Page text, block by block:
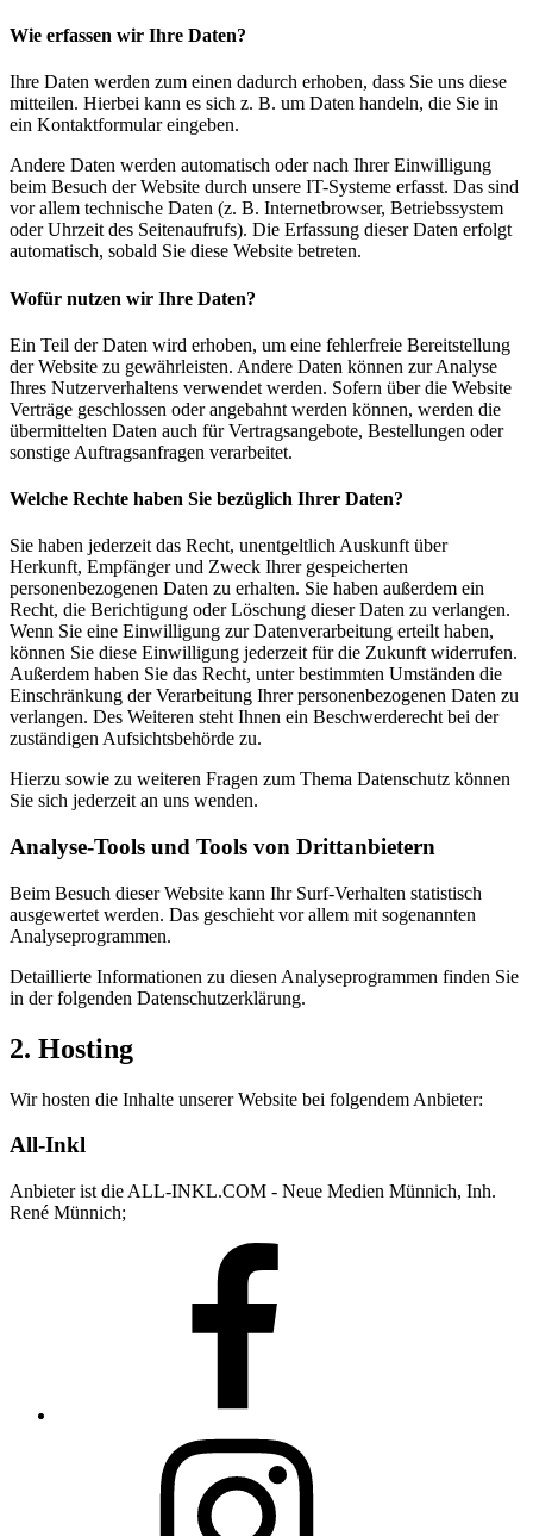
Wie erfassen wir Ihre Daten?
Ihre Daten werden zum einen dadurch erhoben, dass Sie uns diese
mitteilen. Hierbei kann es sich z. B. um Daten handeln, die Sie in
ein Kontaktformular eingeben.
Andere Daten werden automatisch oder nach Ihrer Einwilligung
beim Besuch der Website durch unsere IT-Systeme erfasst. Das sind
vor allem technische Daten (z. B. Internetbrowser, Betriebssystem
oder Uhrzeit des Seitenaufrufs). Die Erfassung dieser Daten erfolgt
automatisch, sobald Sie diese Website betreten.
Wofür nutzen wir Ihre Daten?
Ein Teil der Daten wird erhoben, um eine fehlerfreie Bereitstellung
der Website zu gewährleisten. Andere Daten können zur Analyse
Ihres Nutzerverhaltens verwendet werden. Sofern über die Website
Verträge geschlossen oder angebahnt werden können, werden die
übermittelten Daten auch für Vertragsangebote, Bestellungen oder
sonstige Auftragsanfragen verarbeitet.
Welche Rechte haben Sie bezüglich Ihrer Daten?
Sie haben jederzeit das Recht, unentgeltlich Auskunft über
Herkunft, Empfänger und Zweck Ihrer gespeicherten
personenbezogenen Daten zu erhalten. Sie haben außerdem ein
Recht, die Berichtigung oder Löschung dieser Daten zu verlangen.
Wenn Sie eine Einwilligung zur Datenverarbeitung erteilt haben,
können Sie diese Einwilligung jederzeit für die Zukunft widerrufen.
Außerdem haben Sie das Recht, unter bestimmten Umständen die
Einschränkung der Verarbeitung Ihrer personenbezogenen Daten zu
verlangen. Des Weiteren steht Ihnen ein Beschwerderecht bei der
zuständigen Aufsichtsbehörde zu.
Hierzu sowie zu weiteren Fragen zum Thema Datenschutz können
Sie sich jederzeit an uns wenden.
Analyse-Tools und Tools von Dritt­anbietern
Beim Besuch dieser Website kann Ihr Surf-Verhalten statistisch
ausgewertet werden. Das geschieht vor allem mit sogenannten
Analyseprogrammen.
Detaillierte Informationen zu diesen Analyseprogrammen finden Sie
in der folgenden Datenschutzerklärung.
2. Hosting
Wir hosten die Inhalte unserer Website bei folgendem Anbieter:
All-Inkl
Anbieter ist die ALL-INKL.COM - Neue Medien Münnich, Inh.
René Münnich;